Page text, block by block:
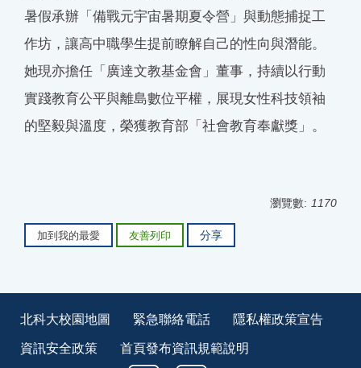
暑假承辦「備戰元宇宙暑期夏令營」與動態捕捉工
作坊，讓高中職學生提前瞭解自己的性向與潛能。
她現亦擔任「廣達文教基金會」董事，持續以行動
實踐教育公平與離島數位平權，展現女性科技領袖
的堅毅與溫度，榮獲教育部「社會教育奉獻獎」。
瀏覽數: 1170
加到我的最愛 友善列印 分享
北科大校園地圖 緊急聯絡電話 隱私權政策宣告
資訊安全政策 首頁發布資訊規範說明